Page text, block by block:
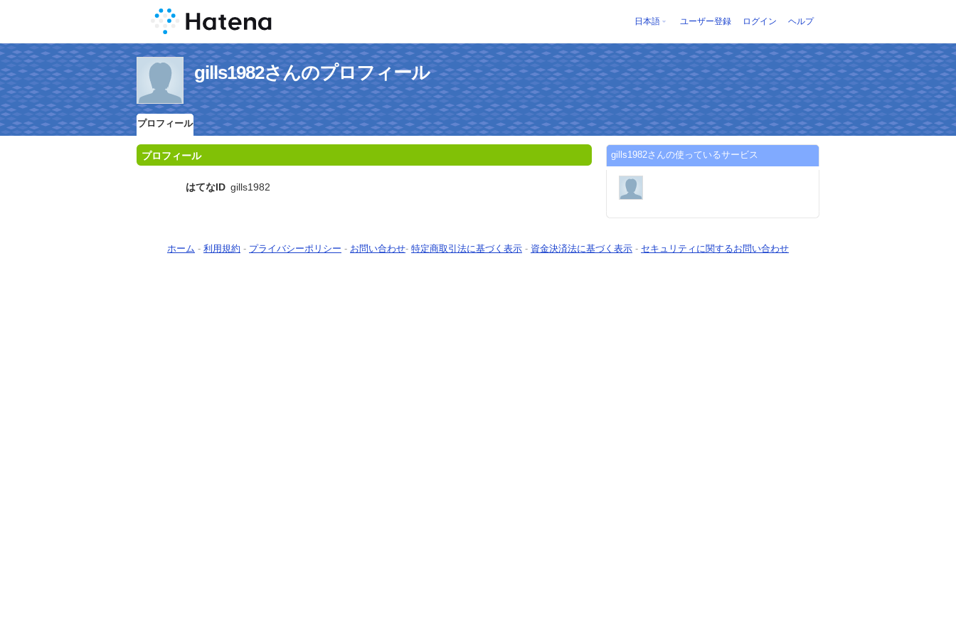
日本語 ユーザー登録 ログイン ヘルプ
gills1982さんのプロフィール
プロフィール
プロフィール
はてなID gills1982
gills1982さんの使っているサービス
ホーム - 利用規約 - プライバシーポリシー - お問い合わせ- 特定商取引法に基づく表示 - 資金決済法に基づく表示 - セキュリティに関するお問い合わせ